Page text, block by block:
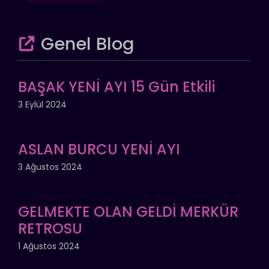
Genel Blog
BAŞAK YENİ AYI 15 Gün Etkili
3 Eylül 2024
ASLAN BURCU YENİ AYI
3 Ağustos 2024
GELMEKTE OLAN GELDİ MERKÜR
RETROSU
1 Ağustos 2024